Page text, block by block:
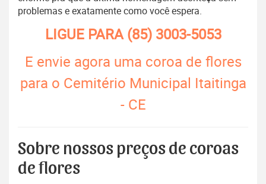
problemas e exatamente como você espera.
LIGUE PARA(85) 3003-5053
E envie agora uma coroa de flores
para o Cemitério Municipal Itaitinga
- CE
Sobre nossos preços de coroas
de flores